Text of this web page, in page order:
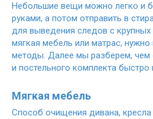
Небольшие вещи можно легко и
руками, а потом отправить в
для выведения следов с крупных
мягкая мебель или матрас, нужно
методы. Далее мы разберем, чем
и постельного комплекта
Мягкая мебель
Способ очищения дивана, кресла